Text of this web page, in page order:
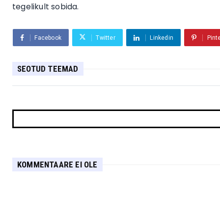
tegelikult sobida.
Facebook Twitter Linkedin
SEOTUD TEEMAD
KOMMENTAARE EI OLE